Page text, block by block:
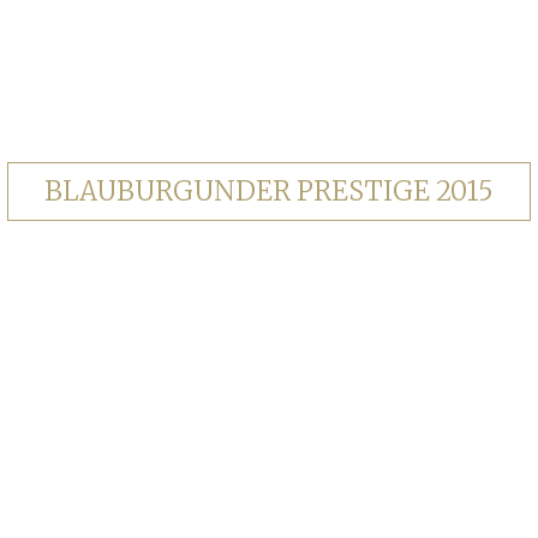
BLAUBURGUNDER PRESTIGE 2015